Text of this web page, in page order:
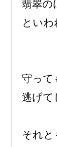
翡翠の
といわ
守って
逃げて
それと